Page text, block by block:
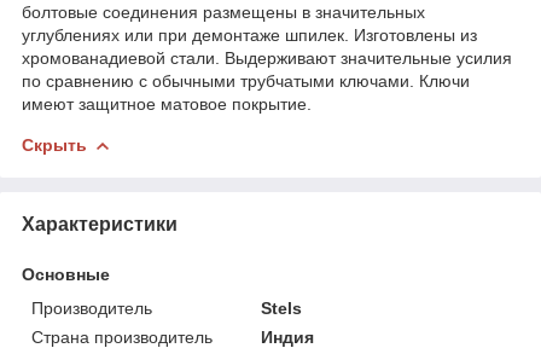
болтовые соединения размещены в значительных
углублениях или при демонтаже шпилек. Изготовлены из
хромованадиевой стали. Выдерживают значительные усилия
по сравнению с обычными трубчатыми ключами. Ключи
имеют защитное матовое покрытие.
Скрыть
Характеристики
Основные
Производитель
Stels
Страна производитель
Индия